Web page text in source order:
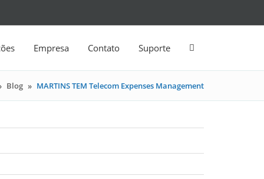
Empresa Contato Suporte
Blog » MARTINS TEM Telecom Expenses Management